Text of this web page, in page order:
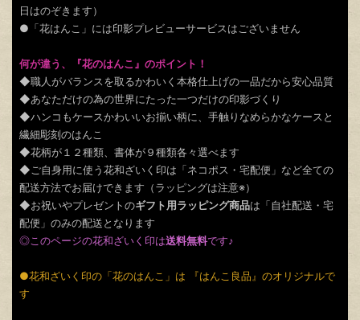
日はのぞきます）
●「花はんこ」には印影プレビューサービスはございません
何が違う、『花のはんこ』のポイント！
◆職人がバランスを取るかわいく本格仕上げの一品だから安心品質
◆あなただけの為の世界にたった一つだけの印影づくり
◆ハンコもケースかわいいお揃い柄に、手触りなめらかなケースと
繊細彫刻のはんこ
◆花柄が１２種類、書体が９種類各々選べます
◆ご自身用に使う花和ざいく印は「ネコポス・宅配便」など全ての
配送方法でお届けできます（ラッピングは注意※）
◆お祝いやプレゼントのギフト用ラッピング商品は「自社配送・宅
配便」のみの配送となります
◎このページの花和ざいく印は送料無料です♪
●花和ざいく印の「花のはんこ」は 『はんこ良品』のオリジナルで
す